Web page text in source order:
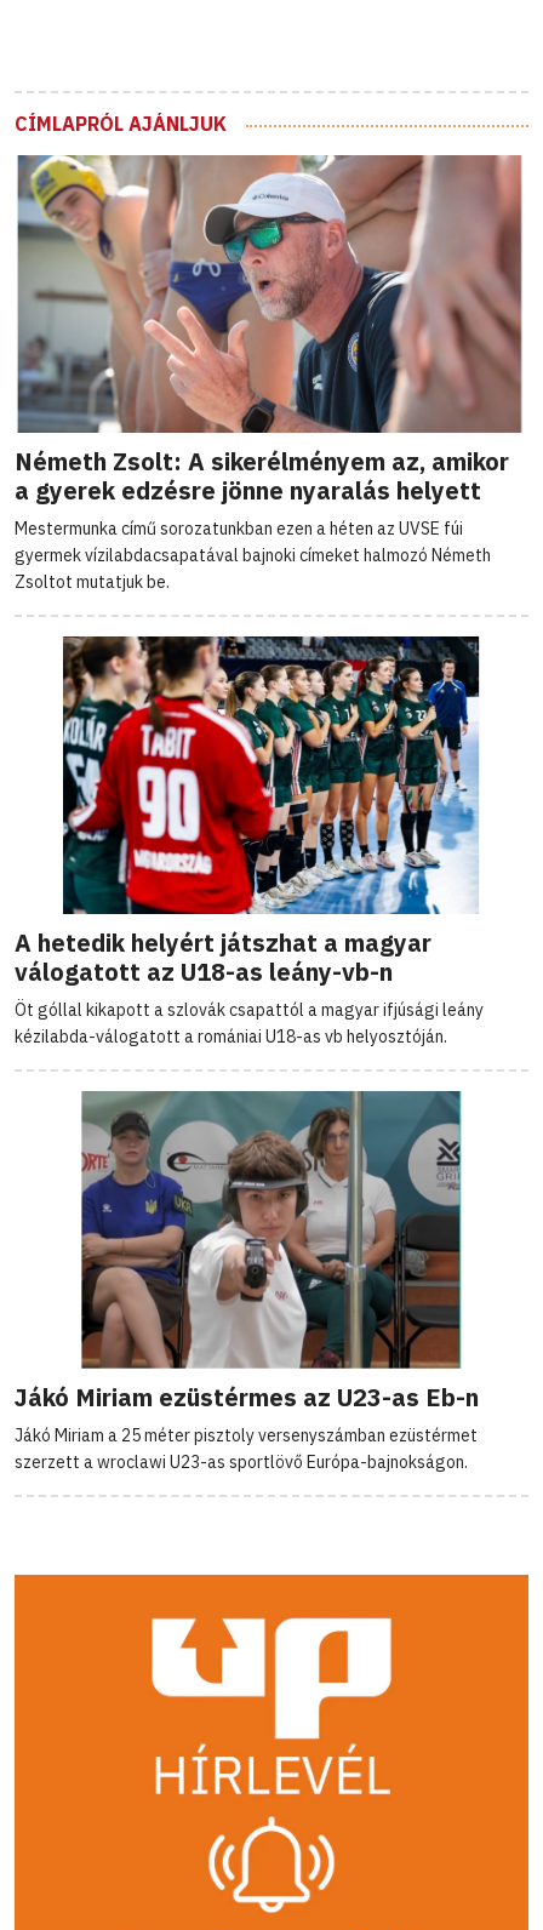
CÍMLAPRÓL AJÁNLJUK
Németh Zsolt: A sikerélményem az, amikor
a gyerek edzésre jönne nyaralás helyett
Mestermunka című sorozatunkban ezen a héten az UVSE fúi
gyermek vízilabdacsapatával bajnoki címeket halmozó Németh
Zsoltot mutatjuk be.
A hetedik helyért játszhat a magyar
válogatott az U18-as leány-vb-n
Öt góllal kikapott a szlovák csapattól a magyar ifjúsági leány
kézilabda-válogatott a romániai U18-as vb helyosztóján.
Jákó Miriam ezüstérmes az U23-as Eb-n
Jákó Miriam a 25 méter pisztoly versenyszámban ezüstérmet
szerzett a wroclawi U23-as sportlövő Európa-bajnokságon.